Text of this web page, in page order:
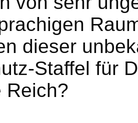
dieser
Staffel für
Reich?